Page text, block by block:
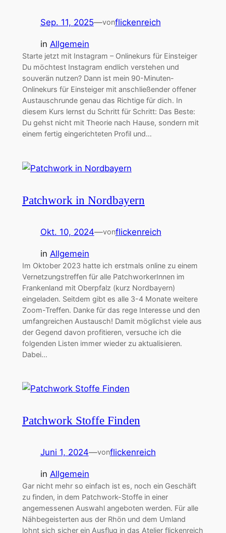
Sep. 11, 2025—vonflickenreich
in Allgemein
Starte jetzt mit Instagram – Onlinekurs für Einsteiger
Du möchtest Instagram endlich verstehen und
souverän nutzen? Dann ist mein 90-Minuten-
Onlinekurs für Einsteiger mit anschließender offener
Austauschrunde genau das Richtige für dich. In
diesem Kurs lernst du Schritt für Schritt: Das Beste:
Du gehst nicht mit Theorie nach Hause, sondern mit
einem fertig eingerichteten Profil und…
Patchwork in Nordbayern
Okt. 10, 2024—vonflickenreich
in Allgemein
Im Oktober 2023 hatte ich erstmals online zu einem
Vernetzungstreffen für alle PatchworkerInnen im
Frankenland mit Oberpfalz (kurz Nordbayern)
eingeladen. Seitdem gibt es alle 3-4 Monate weitere
Zoom-Treffen. Danke für das rege Interesse und den
umfangreichen Austausch! Damit möglichst viele aus
der Gegend davon profitieren, versuche ich die
folgenden Listen immer wieder zu aktualisieren.
Dabei…
Patchwork Stoffe Finden
Juni 1, 2024—vonflickenreich
in Allgemein
Gar nicht mehr so einfach ist es, noch ein Geschäft
zu finden, in dem Patchwork-Stoffe in einer
angemessenen Auswahl angeboten werden. Für alle
Nähbegeisterten aus der Rhön und dem Umland
lohnt sich sicher ein Ausflug in das Atelier flickenreich